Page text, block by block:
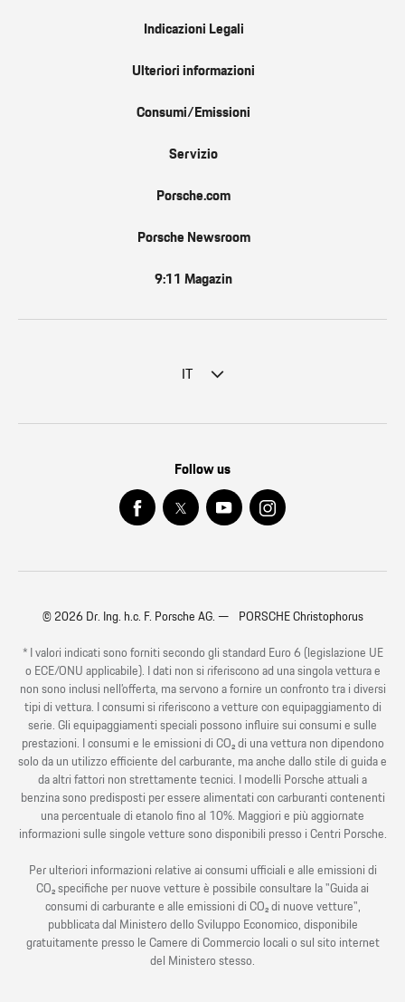
Indicazioni Legali
Ulteriori informazioni
Consumi/Emissioni
Servizio
Porsche.com
Porsche Newsroom
9:11 Magazin
IT
Follow us
© 2026 Dr. Ing. h.c. F. Porsche AG. — PORSCHE Christophorus
* I valori indicati sono forniti secondo gli standard Euro 6 (legislazione UE
o ECE/ONU applicabile). I dati non si riferiscono ad una singola vettura e
non sono inclusi nell’offerta, ma servono a fornire un confronto tra i diversi
tipi di vettura. I consumi si riferiscono a vetture con equipaggiamento di
serie. Gli equipaggiamenti speciali possono influire sui consumi e sulle
prestazioni. I consumi e le emissioni di CO₂ di una vettura non dipendono
solo da un utilizzo efficiente del carburante, ma anche dallo stile di guida e
da altri fattori non strettamente tecnici. I modelli Porsche attuali a
benzina sono predisposti per essere alimentati con carburanti contenenti
una percentuale di etanolo fino al 10%. Maggiori e più aggiornate
informazioni sulle singole vetture sono disponibili presso i Centri Porsche.
Per ulteriori informazioni relative ai consumi ufficiali e alle emissioni di
CO₂ specifiche per nuove vetture è possibile consultare la "Guida ai
consumi di carburante e alle emissioni di CO₂ di nuove vetture",
pubblicata dal Ministero dello Sviluppo Economico, disponibile
gratuitamente presso le Camere di Commercio locali o sul sito internet
del Ministero stesso.